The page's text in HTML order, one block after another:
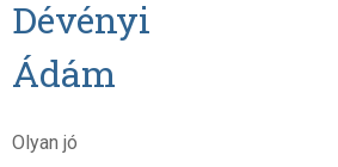
Dévényi
Ádám
Olyan jó